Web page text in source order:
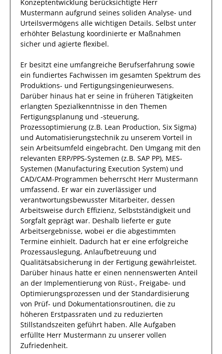
Konzeptentwicklung berücksichtigte Herr
Mustermann aufgrund seines soliden Analyse- und
Urteilsvermögens alle wichtigen Details. Selbst unter
erhöhter Belastung koordinierte er Maßnahmen
sicher und agierte flexibel.
Er besitzt eine umfangreiche Berufserfahrung sowie
ein fundiertes Fachwissen im gesamten Spektrum des
Produktions- und Fertigungsingenieurwesens.
Darüber hinaus hat er seine in früheren Tätigkeiten
erlangten Spezialkenntnisse in den Themen
Fertigungsplanung und -steuerung,
Prozessoptimierung (z.B. Lean Production, Six Sigma)
und Automatisierungstechnik zu unserem Vorteil in
sein Arbeitsumfeld eingebracht. Den Umgang mit den
relevanten ERP/PPS-Systemen (z.B. SAP PP), MES-
Systemen (Manufacturing Execution System) und
CAD/CAM-Programmen beherrscht Herr Mustermann
umfassend. Er war ein zuverlässiger und
verantwortungsbewusster Mitarbeiter, dessen
Arbeitsweise durch Effizienz, Selbstständigkeit und
Sorgfalt geprägt war. Deshalb lieferte er gute
Arbeitsergebnisse, wobei er die abgestimmten
Termine einhielt. Dadurch hat er eine erfolgreiche
Prozessauslegung, Anlaufbetreuung und
Qualitätsabsicherung in der Fertigung gewährleistet.
Darüber hinaus hatte er einen nennenswerten Anteil
an der Implementierung von Rüst-, Freigabe- und
Optimierungsprozessen und der Standardisierung
von Prüf- und Dokumentationsroutinen, die zu
höheren Erstpassraten und zu reduzierten
Stillstandszeiten geführt haben. Alle Aufgaben
erfüllte Herr Mustermann zu unserer vollen
Zufriedenheit.